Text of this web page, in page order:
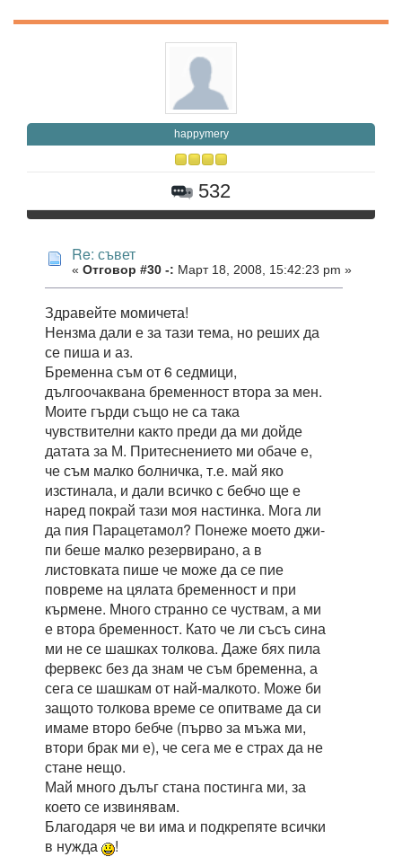
happymery
532
Re: съвет
« Отговор #30 -: Март 18, 2008, 15:42:23 pm »
Здравейте момичета!
Нензма дали е за тази тема, но реших да
се пиша и аз.
Бременна съм от 6 седмици,
дългоочаквана бременност втора за мен.
Моите гърди също не са така
чувствителни както преди да ми дойде
датата за М. Притеснението ми обаче е,
че съм малко болничка, т.е. май яко
изстинала, и дали всичко с бебчо ще е
наред покрай тази моя настинка. Мога ли
да пия Парацетамол? Понеже моето джи-
пи беше малко резервирано, а в
листовката пише че може да се пие
повреме на цялата бременност и при
кърмене. Много странно се чуствам, а ми
е втора бременност. Като че ли съсъ сина
ми не се шашках толкова. Даже бях пила
фервекс без да знам че съм бременна, а
сега се шашкам от най-малкото. Може би
защото толкова време се опитваме да си
имаме второ бебче (първо за мъжа ми,
втори брак ми е), че сега ме е страх да не
стане нещо.
Май много дълъг стана постинга ми, за
което се извинявам.
Благодаря че ви има и подкрепяте всички
в нужда
!